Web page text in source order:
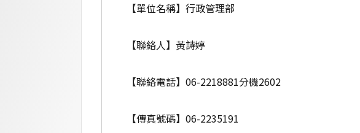
【單位名稱】行政管理部
【聯絡人】黃詩婷
【聯絡電話】06-2218881分機2602
【傳真號碼】06-2235191